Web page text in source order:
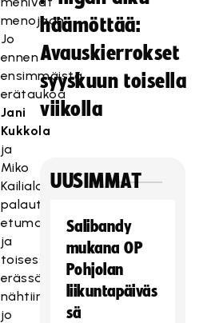
menojaan.
Jo
ennen
ensimmäistä
erätaukoa
Jani
Kukkola
ja
Miko
Kailiala
palauttivat
etumatkan,
ja
toisessa
erässä
nähtiin
jo
häämöttää:
Avauskierrokset
syyskuun toisella
viikolla
UUSIMMAT
Salibandy
mukana OP
Pohjolan
liikuntapäiväs
sä